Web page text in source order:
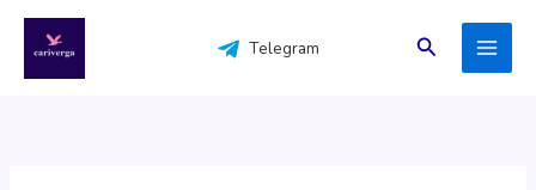
содержимому
Telegram Поиск